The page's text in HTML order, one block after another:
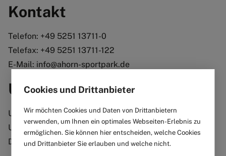
Cookies und Drittanbieter
Wir möchten Cookies und Daten von Drittanbietern
verwenden, um Ihnen ein optimales Webseiten-Erlebnis zu
ermöglichen. Sie können hier entscheiden, welche Cookies
und Drittanbieter Sie erlauben und welche nicht.
Kontakt
Telefon: +49 5251 13711-0
Telefax: +49 5251 13711-122
E-Mail: info@ahorn-sportpark.de
Umsatzsteuer-ID
Umsatzsteuer-Identifikationsnummer gemäß § 27 a
Umsatzsteuergesetz:
DE126229100